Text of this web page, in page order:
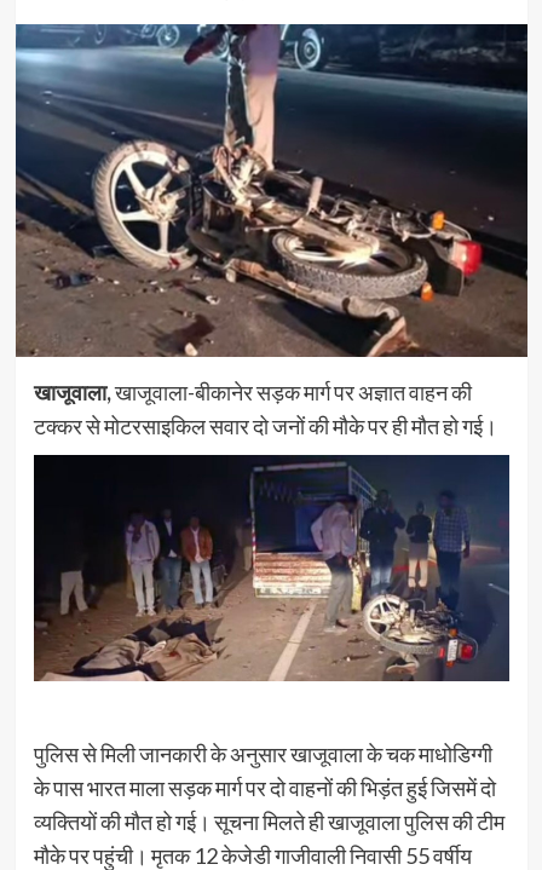
खाजूवाला,खाजूवाला-बीकानेर सड़क मार्ग पर अज्ञात वाहन की
टक्कर से मोटरसाइकिल सवार दो जनों की मौके पर ही मौत हो गई।
पुलिस से मिली जानकारी के अनुसार खाजूवाला के चक माधोडिग्गी
के पास भारत माला सड़क मार्ग पर दो वाहनों की भिड़ंत हुई जिसमें दो
व्यक्तियों की मौत हो गई। सूचना मिलते ही खाजूवाला पुलिस की टीम
मौके पर पहुंची। मृतक 12 केजेडी गाजीवाली निवासी 55 वर्षीय